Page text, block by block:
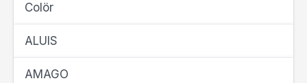
Colör
ALUIS
AMAGO